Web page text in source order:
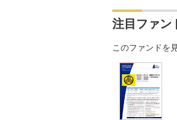
注目ファン
このファンドを